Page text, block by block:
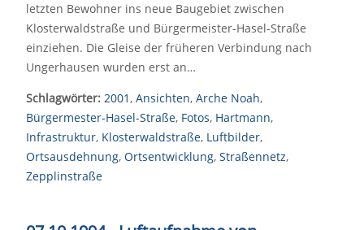
letzten Bewohner ins neue Baugebiet zwischen
Klosterwaldstraße und Bürgermeister-Hasel-Straße
einziehen. Die Gleise der früheren Verbindung nach
Ungerhausen wurden erst an…
Schlagwörter: 2001, Ansichten, Arche Noah,
Bürgermester-Hasel-Straße, Fotos, Hartmann,
Infrastruktur, Klosterwaldstraße, Luftbilder,
Ortsausdehnung, Ortsentwicklung, Straßennetz,
Zepplinstraße